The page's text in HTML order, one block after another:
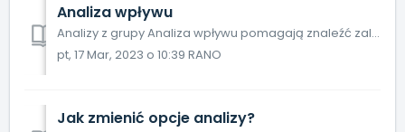
Analiza wpływu
Analizy z grupy Analiza wpływu pomagają znaleźć zależność aktualnych wyników produkcyjnych od wcześniejszych zdarzeń w tym lub poprzednim cyklu produkcyjnym...
pt, 17 Mar, 2023 o 10:39 RANO
Jak zmienić opcje analizy?